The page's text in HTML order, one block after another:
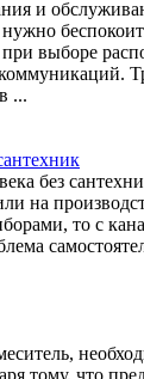
и
выборе
...
без
на
то с
тому, что